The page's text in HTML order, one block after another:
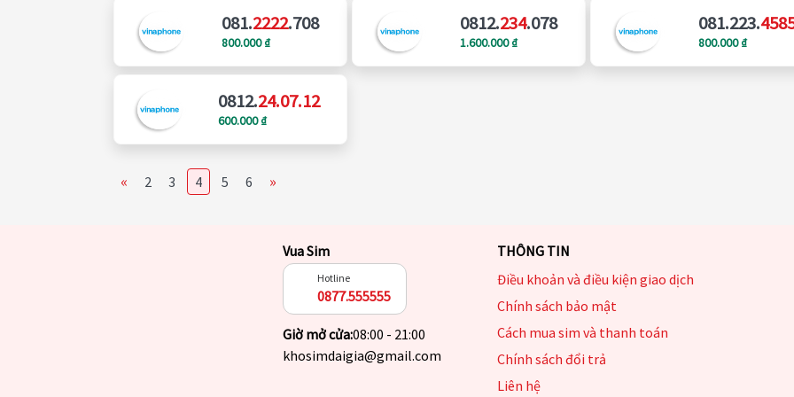
081.2222.708
800.000 ₫
0812.234.078
1.600.000 ₫
081.223.
800.000 ₫
0812.24.07.12
600.000 ₫
« 2 3 4 5 6 »
Vua Sim
Hotline
0877.555555
Giờ mở cửa:08:00 - 21:00
khosimdaigia@gmail.com
THÔNG TIN
Điều khoản và điều kiện giao dịch
Chính sách bảo mật
Cách mua sim và thanh toán
Chính sách đổi trả
Liên hệ